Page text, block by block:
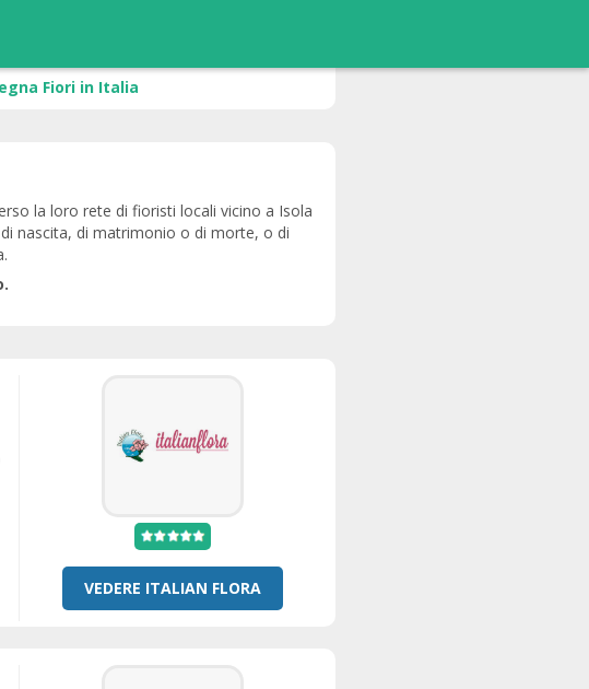
Fiori in Italia
la loro rete di fioristi locali vicino a Isola
nascita, di matrimonio o di morte, o di
VEDERE ITALIAN FLORA